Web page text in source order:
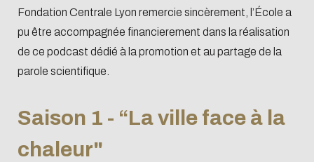
Fondation Centrale Lyon remercie sincèrement, l’École a
pu être accompagnée financierement dans la réalisation
de ce podcast dédié à la promotion et au partage de la
parole scientifique.
Saison 1 - “La ville face à la
chaleur"